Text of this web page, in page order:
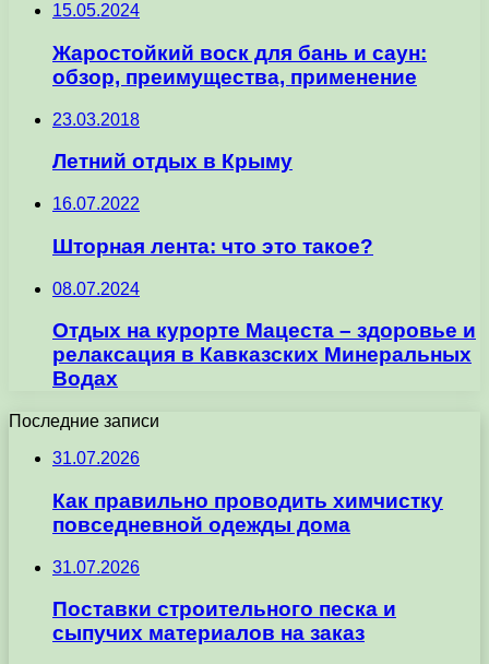
15.05.2024
Жаростойкий воск для бань и саун:
обзор, преимущества, применение
23.03.2018
Летний отдых в Крыму
16.07.2022
Шторная лента: что это такое?
08.07.2024
Отдых на курорте Мацеста – здоровье и
релаксация в Кавказских Минеральных
Водах
Последние записи
31.07.2026
Как правильно проводить химчистку
повседневной одежды дома
31.07.2026
Поставки строительного песка и
сыпучих материалов на заказ